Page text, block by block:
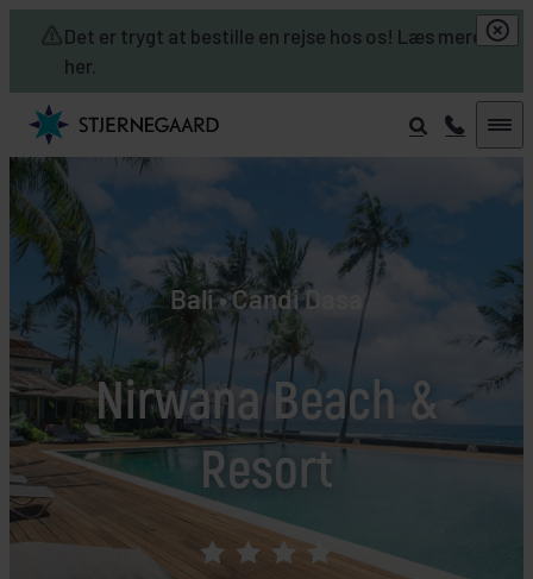
Det er trygt at bestille en rejse hos os! Læs mere
her.
Skip to main content
Nirwana Beach &
Resort
Bali • Candi Dasa